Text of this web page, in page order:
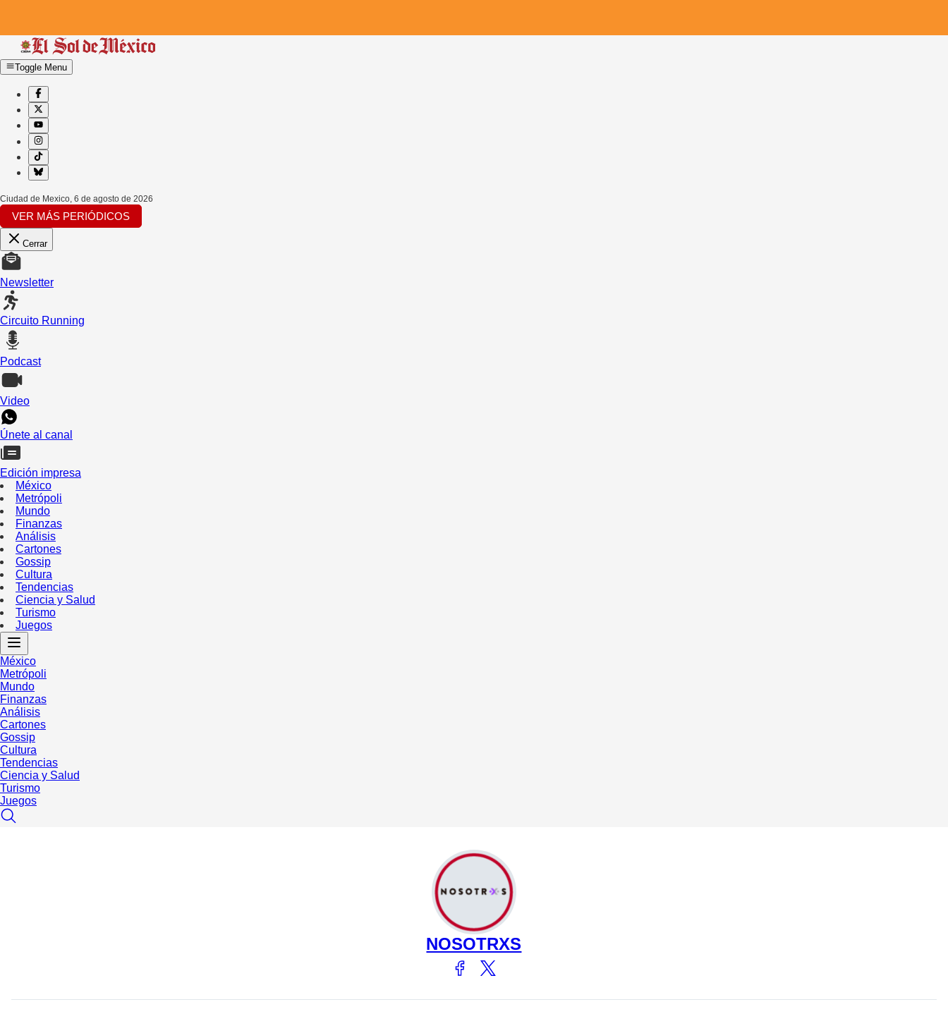
Toggle Menu
Ciudad de Mexico, 6 de agosto de 2026
VER MÁS PERIÓDICOS
Cerrar
Newsletter
Circuito Running
Podcast
Video
Únete al canal
Edición impresa
México
Metrópoli
Mundo
Finanzas
Análisis
Cartones
Gossip
Cultura
Tendencias
Ciencia y Salud
Turismo
Juegos
México
Metrópoli
Mundo
Finanzas
Análisis
Cartones
Gossip
Cultura
Tendencias
Ciencia y Salud
Turismo
Juegos
NOSOTRXS